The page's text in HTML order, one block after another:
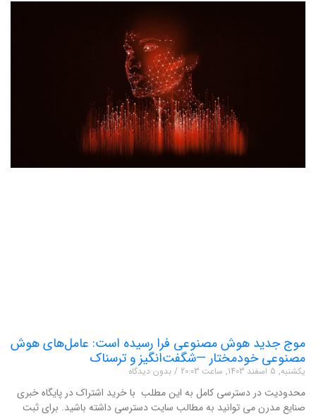
موج جدید هوش مصنوعی فرا رسیده است: عامل‌های هوش
مصنوعی خودمختار —شگفت‌انگیز و ترسناک
یکشنبه, 5 اسفند 1403, ساعت 20:03 بدون دیدگاه
محدودیت در دسترسی کامل به این مطلب با خرید اشتراک در پایگاه خبری
صنایع مدرن می توانید به مطالب سایت دسترسی داشته باشید. برای ثبت